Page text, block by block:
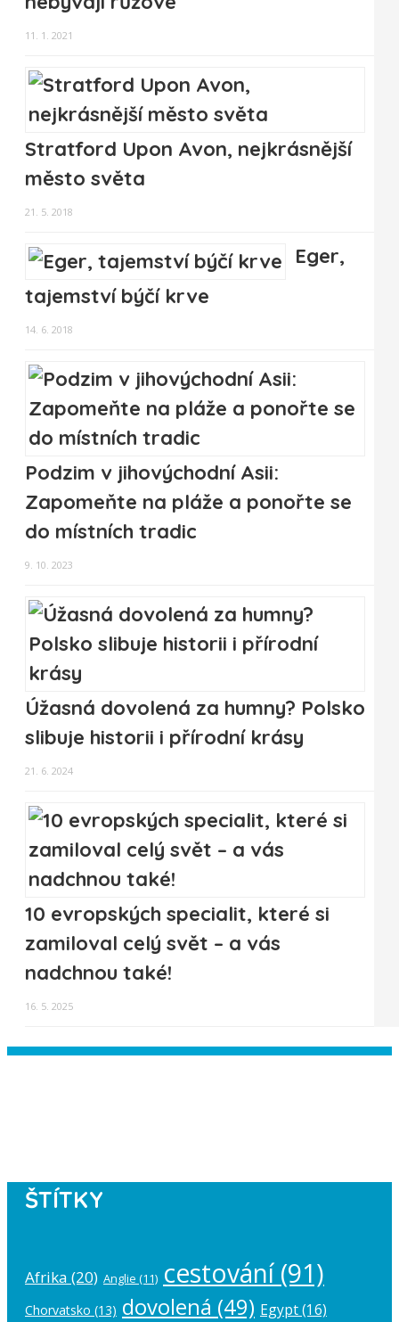
11. 1. 2021
Stratford Upon Avon, nejkrásnější
město světa
21. 5. 2018
Eger,
tajemství býčí krve
14. 6. 2018
Podzim v jihovýchodní Asii:
Zapomeňte na pláže a ponořte se
do místních tradic
9. 10. 2023
Úžasná dovolená za humny? Polsko
slibuje historii i přírodní krásy
21. 6. 2024
10 evropských specialit, které si
zamiloval celý svět – a vás
nadchnou také!
16. 5. 2025
ŠTÍTKY
Afrika (20) Anglie (11) cestování(91)
Chorvatsko (13) dovolená (49) Egypt(16)